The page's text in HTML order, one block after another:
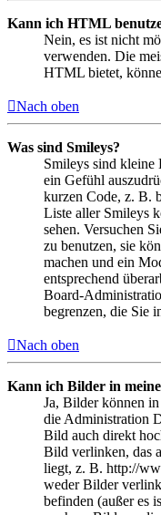
Kann ich HTML
Nein, es ist nicht
verwenden. Die
HTML bietet,
Nach oben
Was sind Smileys?
Smileys sind kleine
ein Gefühl
kurzen Code, z. B.
Liste aller Smileys
sehen. Versuchen
zu benutzen, sie
machen und ein
entsprechend
Board-
begrenzen, die Sie
Nach oben
Kann ich Bilder in
Ja, Bilder können
die Administration
Bild auch direkt
Bild verlinken, das
liegt, z. B. http://
weder Bilder
befinden (außer es